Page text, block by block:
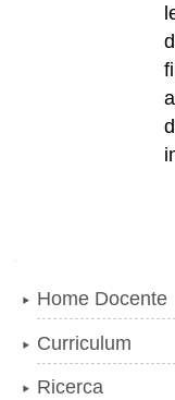
Home Docente
Curriculum
Ricerca